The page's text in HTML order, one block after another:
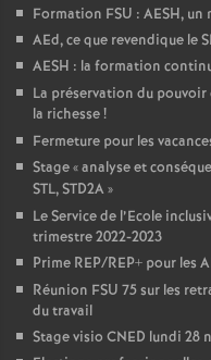
Formation FSU : AESH,
AEd, ce que revendique le
AESH : la formation
La préservation du
la richesse!
Fermeture pour les
Stage «analyse et
STL, STD2A»
Le Service de l’Ecole
trimestre 2022-2023
Prime REP/REP+ pour les
Réunion FSU 75 sur les
du travail
Stage visio CNED lundi 28